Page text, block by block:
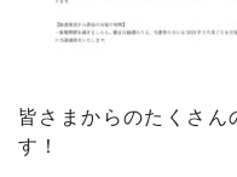
皆さまからのたくさん
す！